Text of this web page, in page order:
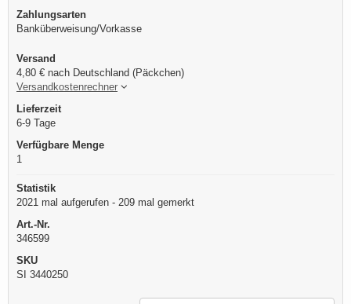
Zahlungsarten
Banküberweisung/Vorkasse
Versand
4,80 € nach Deutschland (Päckchen)
Versandkostenrechner
Lieferzeit
6-9 Tage
Verfügbare Menge
1
Statistik
2021 mal aufgerufen - 209 mal gemerkt
Art.-Nr.
346599
SKU
SI 3440250